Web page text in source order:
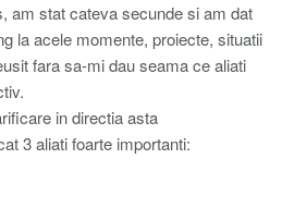
am stat cateva secunde si am dat
la acele momente, proiecte, situatii
fara sa-mi dau seama ce aliati
in directia asta
3 aliati foarte importanti: